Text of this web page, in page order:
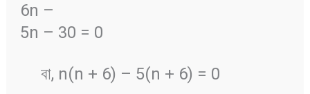
6n –
5n – 30 = 0
বা, n(n + 6) – 5(n + 6) = 0